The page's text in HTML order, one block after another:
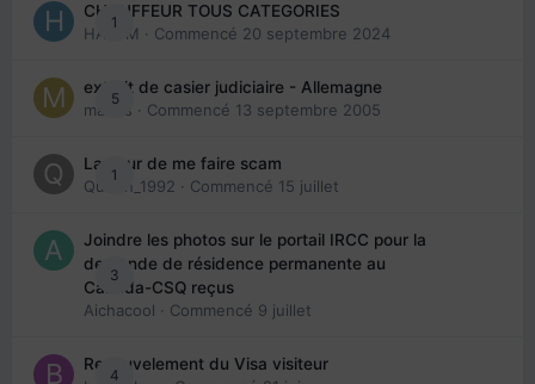
1
CHAUFFEUR TOUS CATEGORIES
HAZEM · Commencé 20 septembre 2024
5
extrait de casier judiciaire - Allemagne
maries · Commencé 13 septembre 2005
1
La peur de me faire scam
Queen_1992 · Commencé 15 juillet
3
Joindre les photos sur le portail IRCC pour la
demande de résidence permanente au
Canada-CSQ reçus
Aichacool · Commencé 9 juillet
4
Renouvelement du Visa visiteur